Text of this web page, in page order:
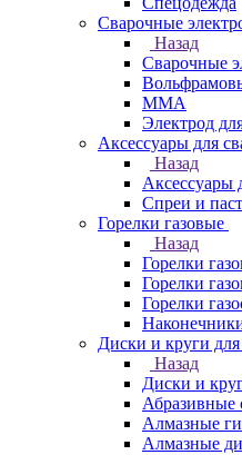
Сварочные
Назад
Сварочные
ММА
Электрод
Аксессуары для
Назад
Аксессуары
Спреи и
Горелки газовые
Назад
Горелки
Горелки
Горелки
Диски и круги
Назад
Диски и
Абразивные
Алмазные
Алмазные